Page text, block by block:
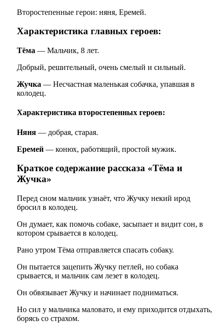
Второстепенные герои: няня, Еремей.
Характеристика главных героев:
Тёма — Мальчик, 8 лет.
Добрый, решительный, очень смелый и сильный.
Жучка — Несчастная маленькая собачка, упавшая в
колодец.
Характеристика второстепенных героев:
Няня— добрая, старая.
Еремей— конюх, работящий, простой мужик.
Краткое содержание рассказа «Тёма и
Жучка»
Перед сном мальчик узнаёт, что Жучку некий ирод
бросил в колодец.
Он думает, как помочь собаке, засыпает и видит сон, в
котором срывается в колодец.
Рано утром Тёма отправляется спасать собаку.
Он пытается зацепить Жучку петлей, но собака
срывается, и мальчик сам лезет в колодец.
Он обвязывает Жучку и начинает подниматься.
Но сил у мальчика маловато, и ему приходится отдыхать,
борясь со страхом.